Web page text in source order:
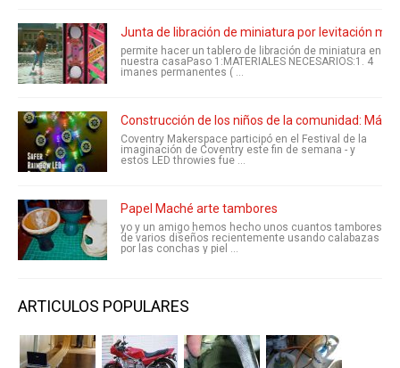
Junta de libración de miniatura por levitación
permite hacer un tablero de libración de miniatura en
nuestra casaPaso 1:MATERIALES NECESARIOS:1. 4
imanes permanentes ( ...
Construcción de los niños de la comunidad: Más
Coventry Makerspace participó en el Festival de la
imaginación de Coventry este fin de semana - y
estos LED throwies fue ...
Papel Maché arte tambores
yo y un amigo hemos hecho unos cuantos tambores
de varios diseños recientemente usando calabazas
por las conchas y piel ...
ARTICULOS POPULARES